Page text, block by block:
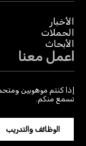
الأخبار
الحملات
الأبحاث
اعمل معنا
إذا كنتم موهوبين
تسمع منكم.
الوظائف والتدريب